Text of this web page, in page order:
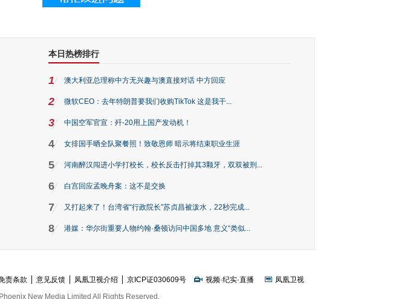
本日热榜排行
1 澳大利亚总理称中方无兴趣与澳直接对话 中方回应
2 微软CEO：去年特朗普要我们收购TikTok 这是我干...
3 中国空军官宣：歼-20用上国产发动机！
4 女排国手晒全队聚餐照！致敬恩师 暗示将结束职业生涯
5 河南醉汉闯进小学打校长，校长反击打掉其3颗牙，双双被刑...
6 白宫回应孟晚舟案：这不是交换
7 又打起来了！台湾省“行政院长”苏贞昌被泼水，22秒完成...
8 港媒：华尔街重要人物约翰·桑顿访问中国多地 意义“类似...
责条款 意见反馈 凤凰卫视介绍 京ICP证030609号 视频·纪实·直播
凤凰卫视
New Media Limited All Rights Reserved.